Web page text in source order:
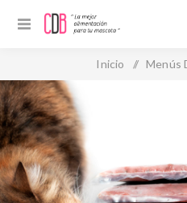
Inicio / Menús
Dieta BARF Gatos